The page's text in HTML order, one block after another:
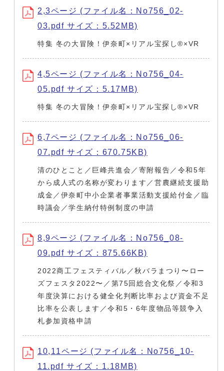
2,3ページ (ファイル名：No756_02-
03.pdf サイズ：5.52MB)
特集 冬の大冒険！伊奈町×リアル宝探し®×VR
4,5ページ (ファイル名：No756_04-
05.pdf サイズ：5.17MB)
特集 冬の大冒険！伊奈町×リアル宝探し®×VR
6,7ページ (ファイル名：No756_06-
07.pdf サイズ：670.75KB)
清のひとこと／巨峰共進会／寄附報告／令和5年
から成人式の名称が変わります／営農継続支援助
成金／伊奈町中小企業者事業活動支援給付金／臨
時議会／学生納付特例制度の申請
8,9ページ (ファイル名：No756_08-
09.pdf サイズ：875.66KB)
2022商工フェスティバル／秋バラまつり〜ロー
ズフェスタ2022〜／第75回総合文化祭／令和3
年度決算における健全化判断比率および資金不足
比率を公表します／令和5・6年度物品等競争入
札参加資格申請
10,11ページ (ファイル名：No756_10-
11.pdf サイズ：1.18MB)